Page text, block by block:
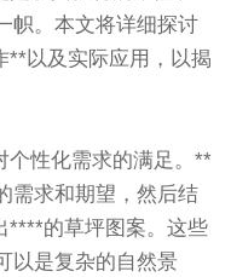
帜。本文将详细探讨
**以及实际应用，以揭
个性化需求的满足。**
需求和期望，然后结
****的草坪图案。这些
以是复杂的自然景